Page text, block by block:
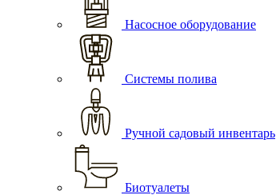
Насосное оборудование
Системы полива
Ручной садовый инвентарь
Биотуалеты